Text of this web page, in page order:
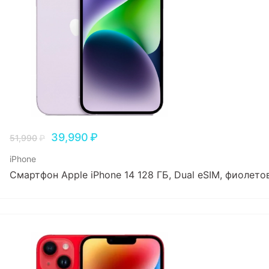
51,990₽ 39,990₽
iPhone
Смартфон Apple iPhone 14 128 ГБ, Dual еSIM,